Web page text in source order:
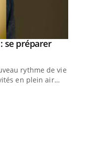
se préparer
rythme de vie !
en plein air…